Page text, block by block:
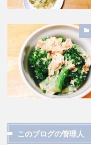
このブログの管理人